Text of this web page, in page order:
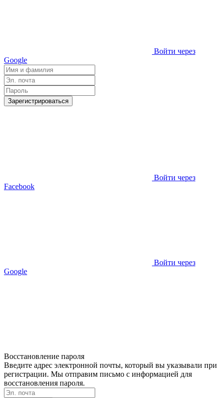
Войти через
Google
Зарегистрироваться
Войти через
Facebook
Войти через
Google
Восстановление пароля
Введите адрес электронной почты, который вы указывали при
регистрации. Мы отправим письмо с информацией для
восстановления пароля.